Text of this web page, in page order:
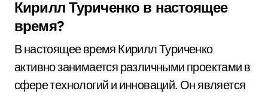
Кирилл Туриченко в настоящее
время?
В настоящее время Кирилл Туриченко
активно занимается различными проектами в
сфере технологий и инноваций. Он является